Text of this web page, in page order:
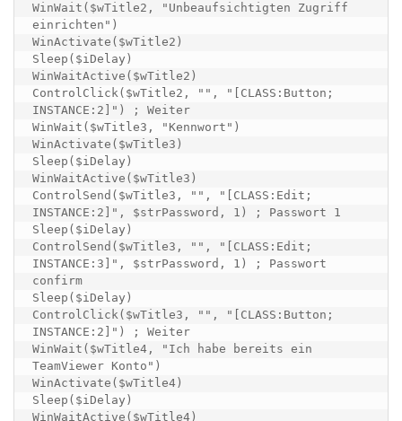
WinWait($wTitle2, "Unbeaufsichtigten Zugriff
einrichten")
WinActivate($wTitle2)
Sleep($iDelay)
WinWaitActive($wTitle2)
ControlClick($wTitle2, "", "[CLASS:Button;
INSTANCE:2]") ; Weiter
WinWait($wTitle3, "Kennwort")
WinActivate($wTitle3)
Sleep($iDelay)
WinWaitActive($wTitle3)
ControlSend($wTitle3, "", "[CLASS:Edit;
INSTANCE:2]", $strPassword, 1) ; Passwort 1
Sleep($iDelay)
ControlSend($wTitle3, "", "[CLASS:Edit;
INSTANCE:3]", $strPassword, 1) ; Passwort
confirm
Sleep($iDelay)
ControlClick($wTitle3, "", "[CLASS:Button;
INSTANCE:2]") ; Weiter
WinWait($wTitle4, "Ich habe bereits ein
TeamViewer Konto")
WinActivate($wTitle4)
Sleep($iDelay)
WinWaitActive($wTitle4)